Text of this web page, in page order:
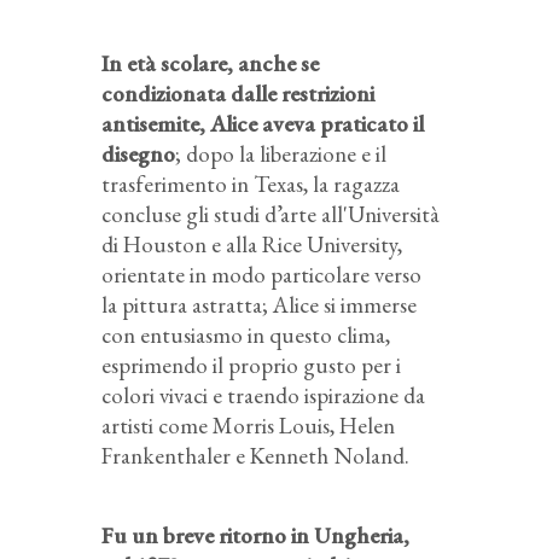
In età scolare, anche se
condizionata dalle restrizioni
antisemite, Alice aveva praticato il
disegno; dopo la liberazione e il
trasferimento in Texas, la ragazza
concluse gli studi d’arte all'Università
di Houston e alla Rice University,
orientate in modo particolare verso
la pittura astratta; Alice si immerse
con entusiasmo in questo clima,
esprimendo il proprio gusto per i
colori vivaci e traendo ispirazione da
artisti come Morris Louis, Helen
Frankenthaler e Kenneth Noland.
Fu un breve ritorno in Ungheria,